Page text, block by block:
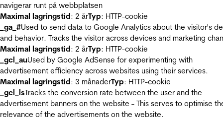
navigerar runt på webbplatsen
Maximal lagringstid: 2 årTyp: HTTP-cookie
_ga_#Used to send data to Google Analytics about the visitor's
and behavior. Tracks the visitor across devices and marketing
Maximal lagringstid: 2 årTyp: HTTP-cookie
_gcl_auUsed by Google AdSense for experimenting with
advertisement efficiency across websites using their services.
Maximal lagringstid: 3 månaderTyp: HTTP-cookie
_gcl_lsTracks the conversion rate between the user and the
advertisement banners on the website - This serves to optimise
relevance of the advertisements on the website.